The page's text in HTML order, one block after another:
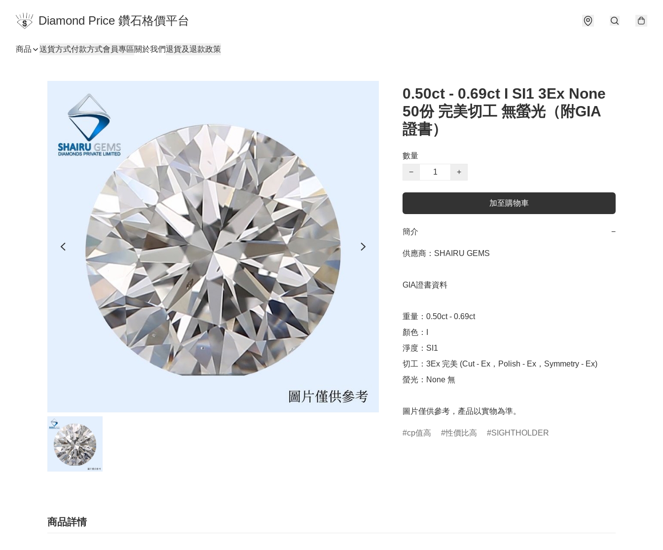
Diamond Price 鑽石格價平台
商品 送貨方式付款方式會員專區關於我們退貨及退款政策
0.50ct - 0.69ct I SI1 3Ex None
50份 完美切工 無螢光（附GIA
證書）
數量
−
+
加至購物車
簡介 −
供應商：SHAIRU GEMS
GIA證書資料
重量：0.50ct - 0.69ct
顏色：I
淨度：SI1
切工：3Ex 完美 (Cut - Ex，Polish - Ex，Symmetry - Ex)
螢光：None 無
圖片僅供參考，產品以實物為準。
cp值高 性價比高 SIGHTHOLDER
商品詳情